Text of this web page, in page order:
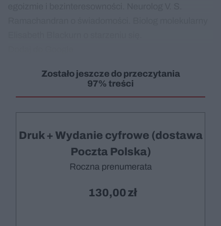
Zostało jeszcze do przeczytania
97% treści
Druk + Wydanie cyfrowe (dostawa
Poczta Polska)
Roczna prenumerata
130,00